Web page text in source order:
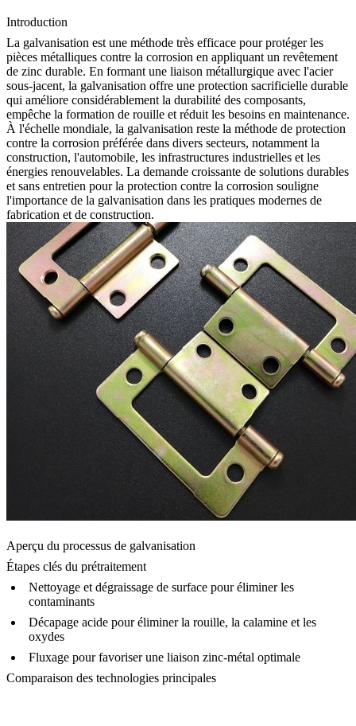
Introduction
La galvanisation est une méthode très efficace pour protéger les
pièces métalliques contre la corrosion en appliquant un revêtement
de zinc durable. En formant une liaison métallurgique avec l'acier
sous-jacent, la galvanisation offre une protection sacrificielle durable
qui améliore considérablement la durabilité des composants,
empêche la formation de rouille et réduit les besoins en maintenance.
À l'échelle mondiale, la galvanisation reste la méthode de protection
contre la corrosion préférée dans divers secteurs, notamment la
construction, l'automobile, les infrastructures industrielles et les
énergies renouvelables. La demande croissante de solutions durables
et sans entretien pour la protection contre la corrosion souligne
l'importance de la galvanisation dans les pratiques modernes de
fabrication et de construction.
Aperçu du processus de galvanisation
Étapes clés du prétraitement
Nettoyage et dégraissage de surface pour éliminer les
contaminants
Décapage acide pour éliminer la rouille, la calamine et les
oxydes
Fluxage pour favoriser une liaison zinc-métal optimale
Comparaison des technologies principales